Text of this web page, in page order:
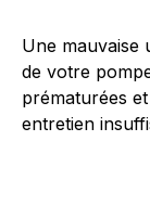
Une mauvaise
de votre
prématurées
entretien